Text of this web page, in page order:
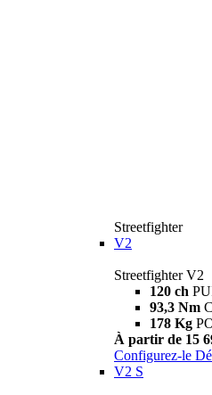
Streetfighter
V2
Streetfighter V2
120 ch
93,3 Nm
178 Kg
À partir de 15
Configurez-le
V2 S